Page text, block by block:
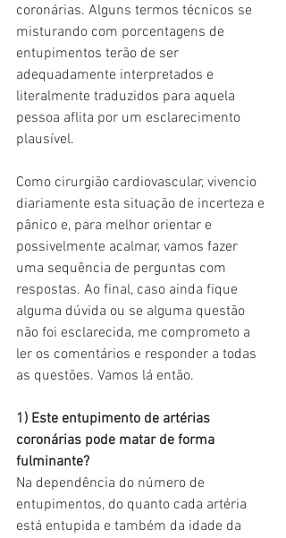
coronárias. Alguns termos técnicos se
misturando com porcentagens de
entupimentos terão de ser
adequadamente interpretados e
literalmente traduzidos para aquela
pessoa aflita por um esclarecimento
plausível.
Como cirurgião cardiovascular, vivencio
diariamente esta situação de incerteza e
pânico e, para melhor orientar e
possivelmente acalmar, vamos fazer
uma sequência de perguntas com
respostas. Ao final, caso ainda fique
alguma dúvida ou se alguma questão
não foi esclarecida, me comprometo a
ler os comentários e responder a todas
as questões. Vamos lá então.
1) Este entupimento de artérias
coronárias pode matar de forma
fulminante?
Na dependência do número de
entupimentos, do quanto cada artéria
está entupida e também da idade da